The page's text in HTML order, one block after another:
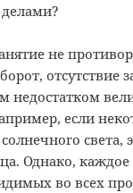
не
отсутствие
недостатком
если
света,
Однако,
во всех